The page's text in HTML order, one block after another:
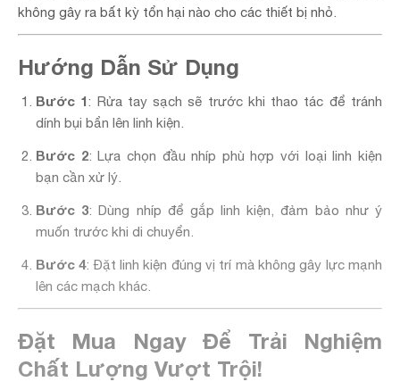
không gây ra bất kỳ tổn hại nào cho các thiết bị nhỏ.
Hướng Dẫn Sử Dụng
Bước 1: Rửa tay sạch sẽ trước khi thao tác để tránh
dính bụi bẩn lên linh kiện.
Bước 2: Lựa chọn đầu nhíp phù hợp với loại linh kiện
bạn cần xử lý.
Bước 3: Dùng nhíp để gắp linh kiện, đảm bảo như ý
muốn trước khi di chuyển.
Bước 4: Đặt linh kiện đúng vị trí mà không gây lực mạnh
lên các mạch khác.
Đặt Mua Ngay Để Trải Nghiệm
Chất Lượng Vượt Trội!